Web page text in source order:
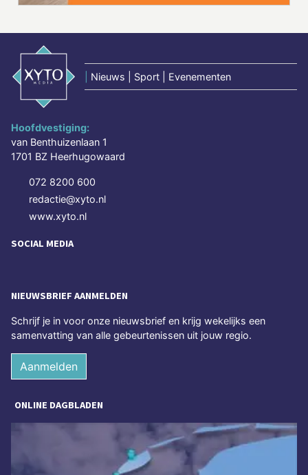
Nieuws | Sport | Evenementen
Hoofdvestiging:
van Benthuizenlaan 1
1701 BZ Heerhugowaard
072 8200 600
redactie@xyto.nl
www.xyto.nl
SOCIAL MEDIA
NIEUWSBRIEF AANMELDEN
Schrijf je in voor onze nieuwsbrief en krijg wekelijks een
samenvatting van alle gebeurtenissen uit jouw regio.
Aanmelden
ONLINE DAGBLADEN